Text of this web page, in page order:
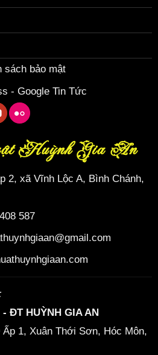
sách bảo mật
- Google Tin Tức
Huỳnh Gia An
2, xã Vĩnh Lộc A, Bình Chánh,
587
ĐT HUỲNH GIA AN
Ấp 1, Xuân Thới Sơn, Hóc Môn,